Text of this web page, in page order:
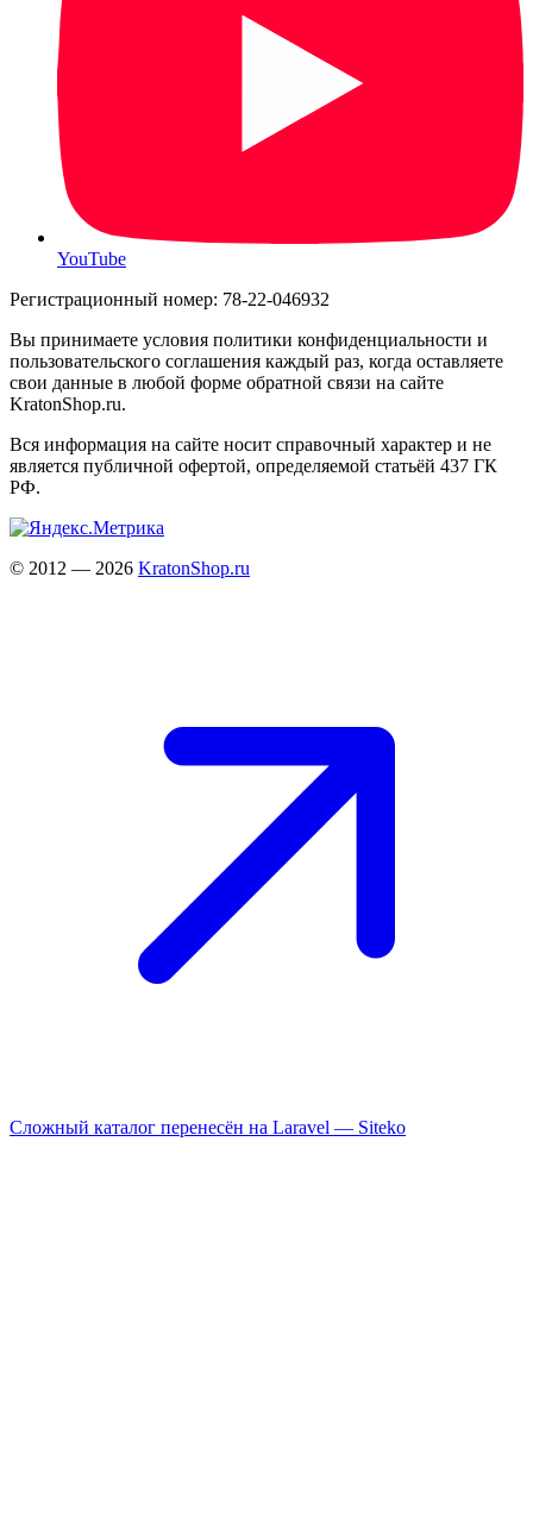
YouTube
Регистрационный номер: 78-22-046932
Вы принимаете условия политики конфиденциальности и
пользовательского соглашения каждый раз, когда оставляете
свои данные в любой форме обратной связи на сайте
KratonShop.ru.
Вся информация на сайте носит справочный характер и не
является публичной офертой, определяемой статьёй 437 ГК
РФ.
© 2012 — 2026 KratonShop.ru
Сложный каталог перенесён на Laravel — Siteko